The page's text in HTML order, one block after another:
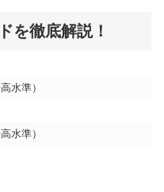
を徹底解説！
水準）
水準）